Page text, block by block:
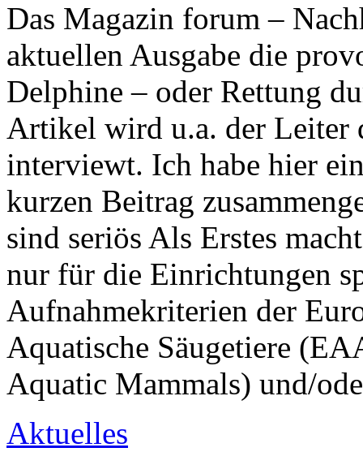
Das Magazin forum –
aktuellen Ausgabe die
Delphine – oder Rettung
Artikel wird u.a. der Leiter
interviewt. Ich habe hier
kurzen Beitrag
sind seriös Als Erstes
nur für die Einrichtungen
Aufnahmekriterien der
Aquatische Säugetiere
Aquatic Mammals) und/
Aktuelles